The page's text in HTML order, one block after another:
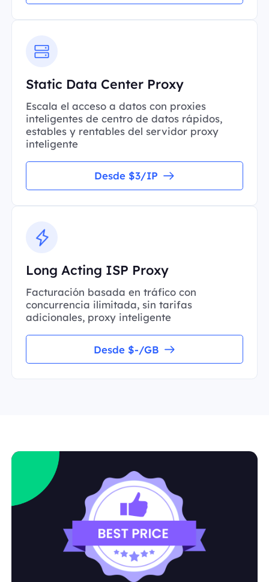
Static Data Center Proxy
Escala el acceso a datos con proxies
inteligentes de centro de datos rápidos,
estables y rentables del servidor proxy
inteligente
Desde $3/IP
Long Acting ISP Proxy
Facturación basada en tráfico con
concurrencia ilimitada, sin tarifas
adicionales, proxy inteligente
Desde $-/GB